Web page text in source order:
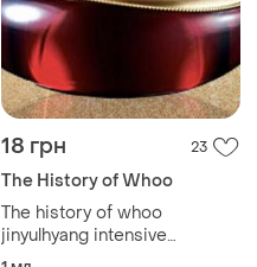
18 грн 23
The History of Whoo
The history of whoo
jinyulhyang intensive
revitalizing eye cream крем